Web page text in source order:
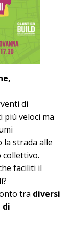
di
veloci ma
la strada alle
faciliti il
tra diversi
di